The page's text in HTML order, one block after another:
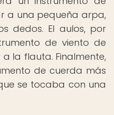
a una pequeña arpa,
dedos. El aulos, por
de viento de
la flauta. Finalmente,
de cuerda más
se tocaba con una